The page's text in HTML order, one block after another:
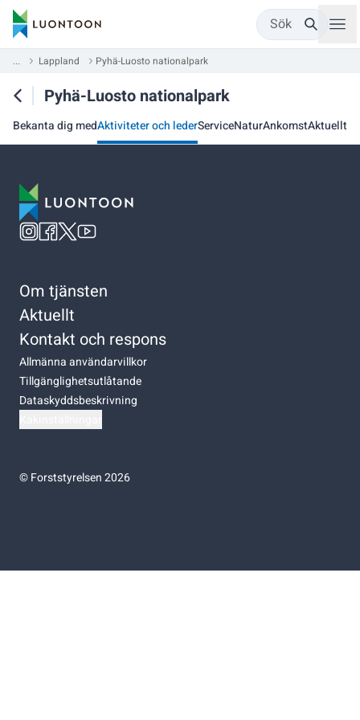
Sök
... Lappland Pyhä-Luosto nationalpark
Pyhä-Luosto nationalpark
Bekanta dig medAktiviteter och lederServiceNaturAnkomstAktuellt
Om tjänsten
Aktuellt
Kontakt och respons
Allmänna användarvillkor
Tillgänglighetsutlåtande
Dataskyddsbeskrivning
©Forststyrelsen 2026